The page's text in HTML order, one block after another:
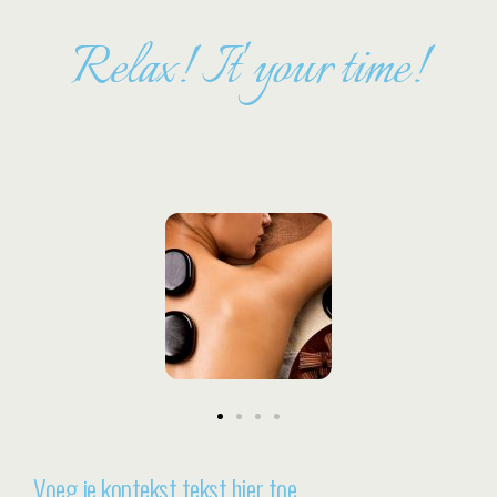
Relax! It' your time!
Voeg je koptekst tekst hier toe